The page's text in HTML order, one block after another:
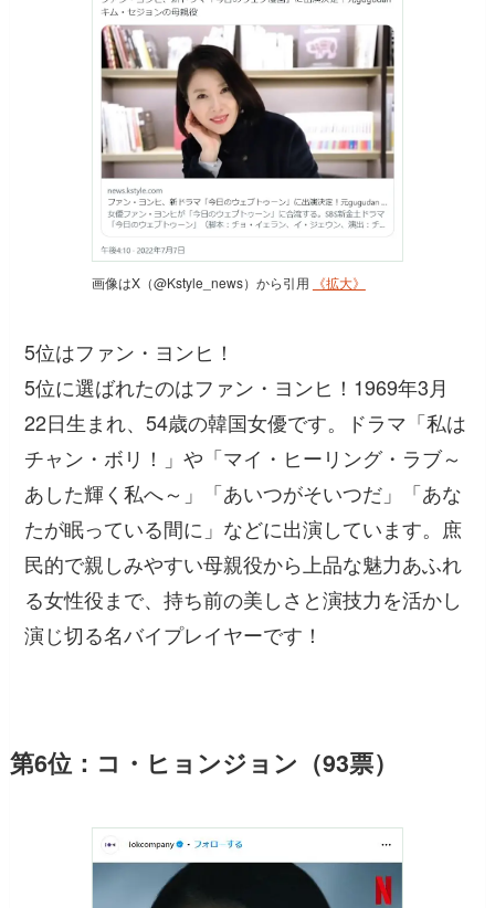
画像はX（@Kstyle_news）から引用 《拡大》
5位はファン・ヨンヒ！
5位に選ばれたのはファン・ヨンヒ！1969年3月
22日生まれ、54歳の韓国女優です。ドラマ「私は
チャン・ボリ！」や「マイ・ヒーリング・ラブ～
あした輝く私へ～」「あいつがそいつだ」「あな
たが眠っている間に」などに出演しています。庶
民的で親しみやすい母親役から上品な魅力あふれ
る女性役まで、持ち前の美しさと演技力を活かし
演じ切る名バイプレイヤーです！
第6位：コ・ヒョンジョン（93票）